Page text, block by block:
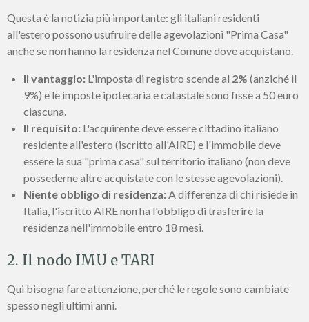
Questa è la notizia più importante: gli italiani residenti
all'estero possono usufruire delle agevolazioni "Prima Casa"
anche se non hanno la residenza nel Comune dove acquistano.
Il vantaggio: L'imposta di registro scende al 2% (anziché il
9%) e le imposte ipotecaria e catastale sono fisse a 50 euro
ciascuna.
Il requisito: L'acquirente deve essere cittadino italiano
residente all'estero (iscritto all'AIRE) e l'immobile deve
essere la sua "prima casa" sul territorio italiano (non deve
possederne altre acquistate con le stesse agevolazioni).
Niente obbligo di residenza:A differenza di chi risiede in
Italia, l'iscritto AIRE non ha l'obbligo di trasferire la
residenza nell'immobile entro 18 mesi.
2. Il nodo IMU e TARI
Qui bisogna fare attenzione, perché le regole sono cambiate
spesso negli ultimi anni.